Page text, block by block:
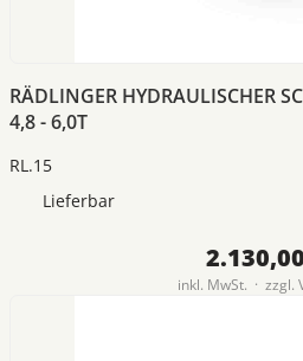
RÄDLINGER HYDRAULISCHER
4,8 - 6,0T
RL.15
Lieferbar
inkl. MwSt. · zzgl.